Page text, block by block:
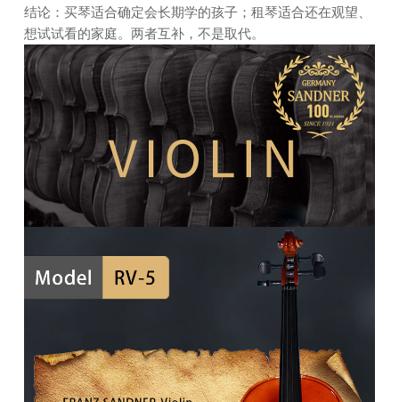
结论：买琴适合确定会长期学的孩子；租琴适合还在观望、
想试试看的家庭。两者互补，不是取代。